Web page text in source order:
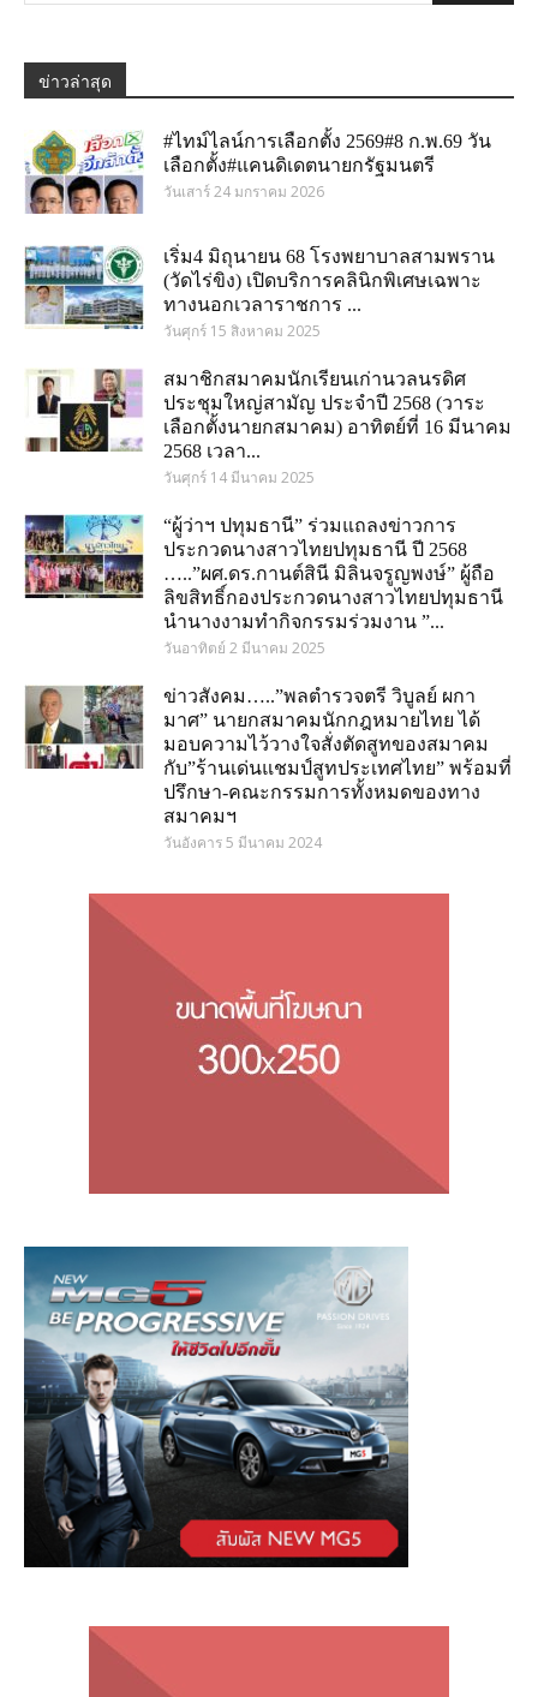
ข่าวล่าสุด
#ไทม์ไลน์การเลือกตั้ง 2569#8 ก.พ.69 วัน
เลือกตั้ง#แคนดิเดตนายกรัฐมนตรี
วันเสาร์ 24 มกราคม 2026
เริ่ม4 มิถุนายน 68 โรงพยาบาลสามพราน
(วัดไร่ขิง) เปิดบริการคลินิกพิเศษเฉพาะ
ทางนอกเวลาราชการ ...
วันศุกร์ 15 สิงหาคม 2025
สมาชิกสมาคมนักเรียนเก่านวลนรดิศ
ประชุมใหญ่สามัญ ประจำปี 2568 (วาระ
เลือกตั้งนายกสมาคม) อาทิตย์ที่ 16 มีนาคม
2568 เวลา...
วันศุกร์ 14 มีนาคม 2025
“ผู้ว่าฯ ปทุมธานี” ร่วมแถลงข่าวการ
ประกวดนางสาวไทยปทุมธานี ปี 2568
…..”ผศ.ดร.กานต์สินี มิลินจรูญพงษ์” ผู้ถือ
ลิขสิทธิ์กองประกวดนางสาวไทยปทุมธานี
นำนางงามทำกิจกรรมร่วมงาน ”...
วันอาทิตย์ 2 มีนาคม 2025
ข่าวสังคม…..”พลตำรวจตรี วิบูลย์ ผกา
มาศ” นายกสมาคมนักกฎหมายไทย ได้
มอบความไว้วางใจสั่งตัดสูทของสมาคม
กับ”ร้านเด่นแชมป์สูทประเทศไทย” พร้อมที่
ปรึกษา-คณะกรรมการทั้งหมดของทาง
สมาคมฯ
วันอังคาร 5 มีนาคม 2024